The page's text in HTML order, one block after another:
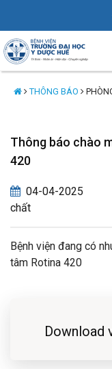
THÔNG BÁO
Thông báo chào
420
04-04-2025
chất
Bệnh viện đang có
tâm Rotina 420
Download